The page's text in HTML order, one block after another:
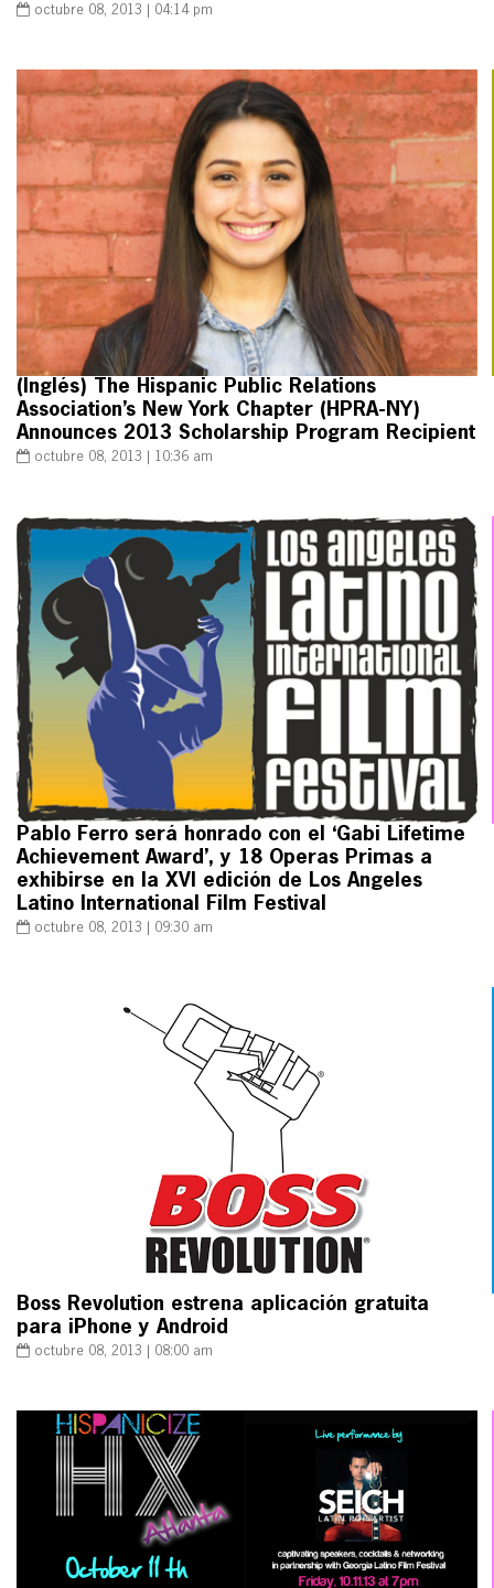
octubre 08, 2013 | 04:14 pm
(Inglés) The Hispanic Public Relations
Association’s New York Chapter (HPRA-NY)
Announces 2013 Scholarship Program Recipient
octubre 08, 2013 | 10:36 am
Pablo Ferro será honrado con el ‘Gabi Lifetime
Achievement Award’, y 18 Operas Primas a
exhibirse en la XVI edición de Los Angeles
Latino International Film Festival
octubre 08, 2013 | 09:30 am
Boss Revolution estrena aplicación gratuita
para iPhone y Android
octubre 08, 2013 | 08:00 am